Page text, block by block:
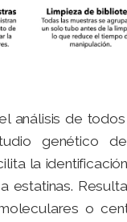
análisis de
genético
la
estatinas.
o